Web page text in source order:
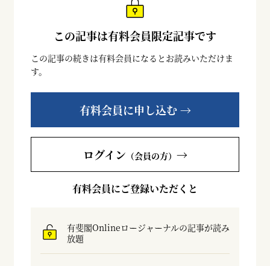
この記事は有料会員限定記事です
この記事の続きは有料会員になるとお読みいただけま
す。
有料会員に申し込む →
ログイン （会員の方） →
有料会員にご登録いただくと
有斐閣Onlineロージャーナルの記事が読み
放題